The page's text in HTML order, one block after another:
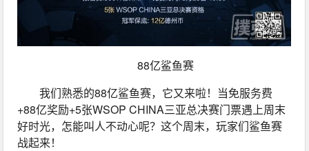
88亿鲨鱼赛
我们熟悉的88亿鲨鱼赛，它又来啦！当免服务费
+88亿奖励+5张WSOP CHINA三亚总决赛门票遇上周末
好时光，怎能叫人不动心呢？这个周末，玩家们鲨鱼赛
战起来！